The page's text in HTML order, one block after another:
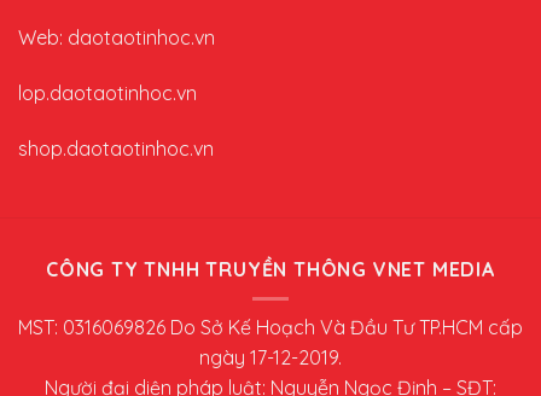
Web: daotaotinhoc.vn
lop.daotaotinhoc.vn
shop.daotaotinhoc.vn
CÔNG TY TNHH TRUYỀN THÔNG VNET MEDIA
MST: 0316069826 Do Sở Kế Hoạch Và Đầu Tư TP.HCM cấp
ngày 17-12-2019.
Người đại diện pháp luật: Nguyễn Ngọc Định – SĐT: